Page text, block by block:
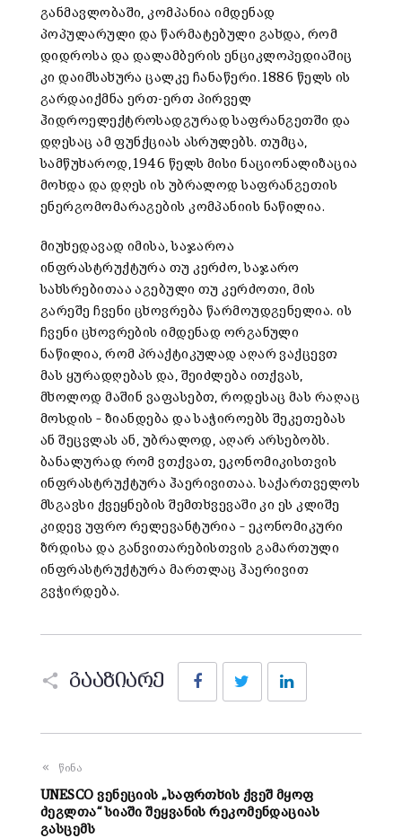
განმავლობაში, კომპანია იმდენად
პოპულარული და წარმატებული გახდა, რომ
დიდროსა და დალამბერის ენციკლოპედიაშიც
კი დაიმსახურა ცალკე ჩანაწერი. 1886 წელს ის
გარდაიქმნა ერთ-ერთ პირველ
ჰიდროელექტროსადგურად საფრანგეთში და
დღესაც ამ ფუნქციას ასრულებს. თუმცა,
სამწუხაროდ, 1946 წელს მისი ნაციონალიზაცია
მოხდა და დღეს ის უბრალოდ საფრანგეთის
ენერგომომარაგების კომპანიის ნაწილია.
მიუხედავად იმისა, საჯაროა
ინფრასტრუქტურა თუ კერძო, საჯარო
სახსრებითაა აგებული თუ კერძოთი, მის
გარეშე ჩვენი ცხოვრება წარმოუდგენელია. ის
ჩვენი ცხოვრების იმდენად ორგანული
ნაწილია, რომ პრაქტიკულად აღარ ვაქცევთ
მას ყურადღებას და, შეიძლება ითქვას,
მხოლოდ მაშინ ვაფასებთ, როდესაც მას რაღაც
მოსდის – ზიანდება და საჭიროებს შეკეთებას
ან შეცვლას ან, უბრალოდ, აღარ არსებობს.
ბანალურად რომ ვთქვათ, ეკონომიკისთვის
ინფრასტრუქტურა ჰაერივითაა. საქართველოს
მსგავსი ქვეყნების შემთხვევაში კი ეს კლიშე
კიდევ უფრო რელევანტურია – ეკონომიკური
ზრდისა და განვითარებისთვის გამართული
ინფრასტრუქტურა მართლაც ჰაერივით
გვჭირდება.
გააზიარე
FacebookTwitter
წინა
UNESCO ვენეციის „საფრთხის ქვეშ მყოფ
ძეგლთა“ სიაში შეყვანის რეკომენდაციას
გასცემს